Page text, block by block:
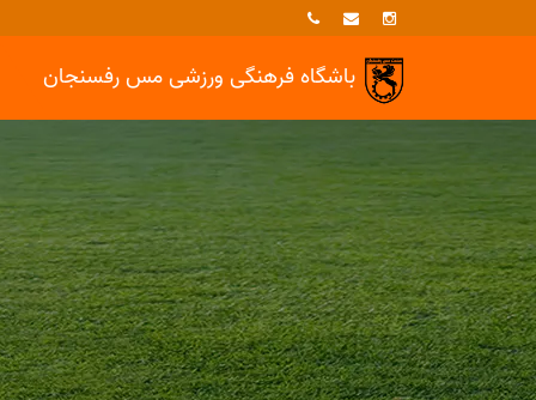
باشگاه فرهنگی ورزشیمس رفسنجان